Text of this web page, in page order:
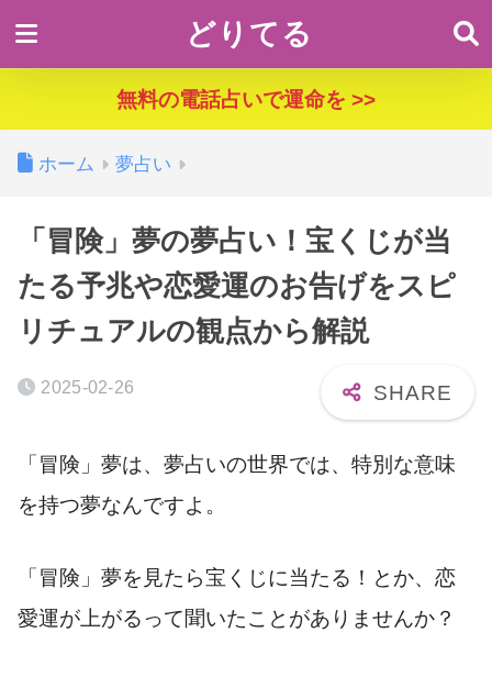
どりてる
無料の電話占いで運命を >>
ホーム 夢占い
「冒険」夢の夢占い！宝くじが当
たる予兆や恋愛運のお告げをスピ
リチュアルの観点から解説
2025-02-26
「冒険」夢は、夢占いの世界では、特別な意味
を持つ夢なんですよ。
「冒険」夢を見たら宝くじに当たる！とか、恋
愛運が上がるって聞いたことがありませんか？